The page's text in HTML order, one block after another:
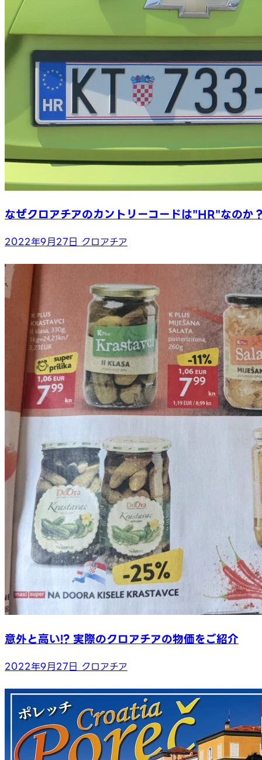
なぜクロアチアのカントリーコードは"HR"なのか
2022年9月27日 クロアチア
意外と高い!? 実際のクロアチアの物価をご紹介
2022年9月27日 クロアチア